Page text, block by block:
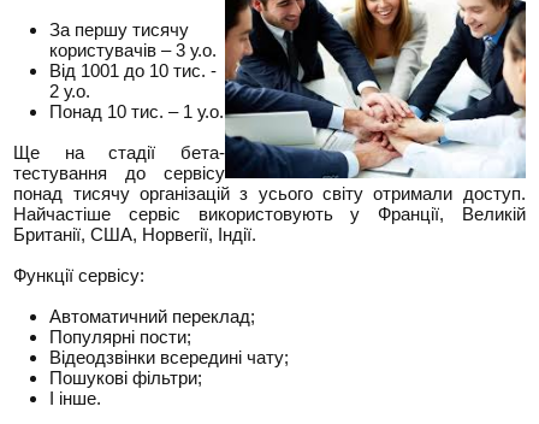
За першу тисячу
користувачів – 3 у.о.
Від 1001 до 10 тис. -
2 у.о.
Понад 10 тис. – 1 у.о.
Ще на стадії бета-
тестування до сервісу
понад тисячу організацій з усього світу отримали доступ.
Найчастіше сервіс використовують у Франції, Великій
Британії, США, Норвегії, Індії.
Функції сервісу:
Автоматичний переклад;
Популярні пости;
Відеодзвінки всередині чату;
Пошукові фільтри;
І інше.